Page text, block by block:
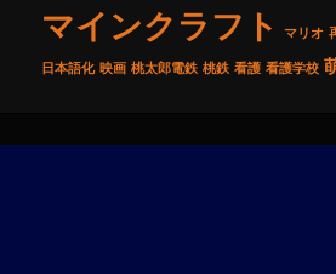
マインクラフト マリオ
日本語化 映画 桃太郎電鉄 桃鉄 看護 看護学校